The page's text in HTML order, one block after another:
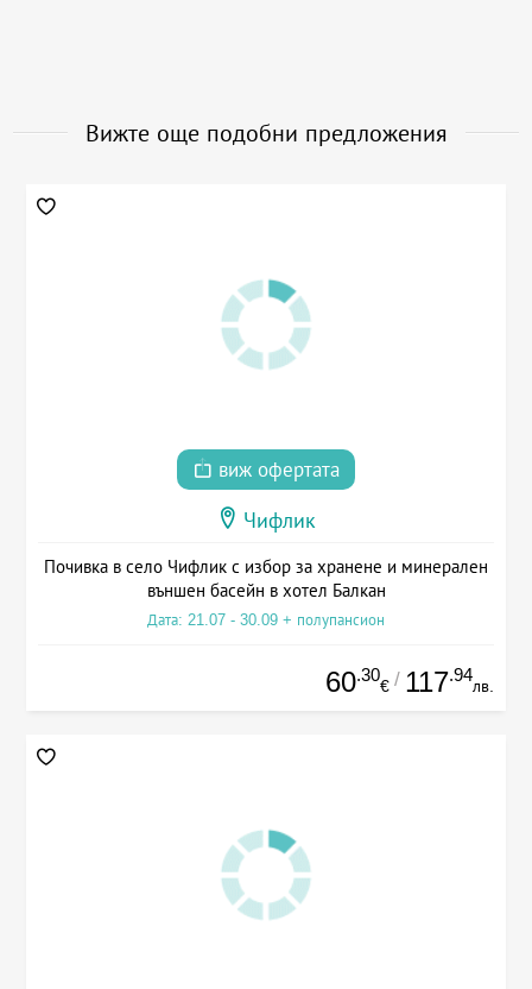
Вижте още подобни предложения
виж офертата
Чифлик
Почивка в село Чифлик с избор за хранене и минерален
външен басейн в хотел Балкан
Дата: 21.07 - 30.09 + полупансион
60.30
€ / 117.94
лв.